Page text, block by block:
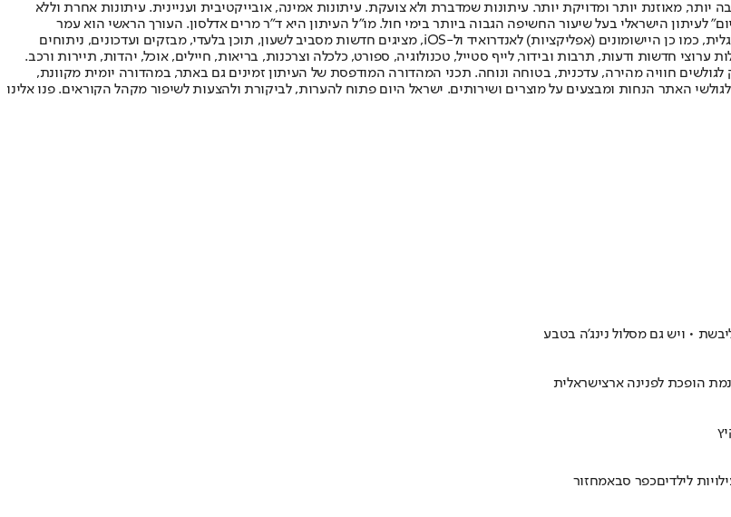
מאוזנת יותר ומדויקת יותר. עיתונות שמדברת ולא צועקת. עיתונות אמינה, אובייקטיבית ועניינית. עיתונות אחרת וללא
הראשונה פורסמה ב-30 ביולי 2007, וב-2010 הפך "ישראל היום" לעיתון הישראלי בעל שיעור החשיפה הגבוה ביותר בימי חול. מו"ל העיתון היא ד"ר מרים אדלסון. העורך הראשי הוא עמר
לחמנוביץ, והעורך המייסד הוא עמוס רגב. אתרי האינטרנט של "ישראל היום" בעברית ובאנגלית, כמו כן היישומונים (אפליקציות) לאנדרואיד ול-iOS, מציגים חדשות מסביב לשעון, תוכן בלעדי, מבזקים ועדכונים, ניתוחים
ערוצי חדשות ודעות, תרבות ובידור, לייף סטייל, טכנולוגיה, ספורט, כלכלה וצרכנות, בריאות, חיילים, אוכל, יהדות, תיירות ורכב.
לגולשים חוויה מהירה, עדכנית, בטוחה ונוחה. תכני המהדורה המודפסת של העיתון זמינים גם באתר, במהדורה יומית מקוונת,
האתר הנחות ומבצעים על מוצרים ושירותים. ישראל היום פתוח להערות, לביקורת ולהצעות לשיפור מקהל הקוראים. פנו אלינו
• ויש גם מסלול נינג'ה בטבע
הופכת לפנינה ארצישראלית
לילדיםכפר סבאמחזור